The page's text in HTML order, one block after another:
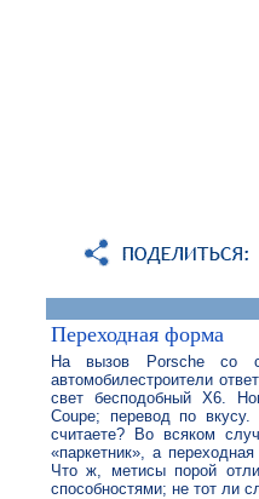
Переходная форма
На вызов Porsche со
автомобилестроители
свет бесподобный X6.
Coupe; перевод по вкусу.
считаете? Во всяком
«паркетник», а
Что ж, метисы порой
способностями; не тот ли